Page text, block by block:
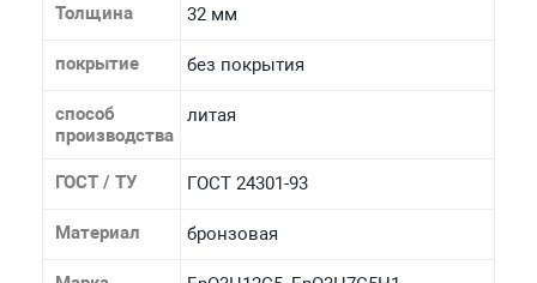
Толщина 32 мм
покрытие без покрытия
способ
производства
литая
ГОСТ / ТУ ГОСТ 24301-93
Материал бронзовая